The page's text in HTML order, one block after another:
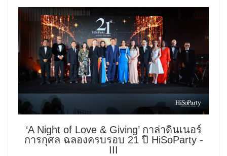
‘A Night of Love & Giving’ กาล่าดินเนอร์
การกุศล ฉลองครบรอบ 21 ปี HiSoParty -
III